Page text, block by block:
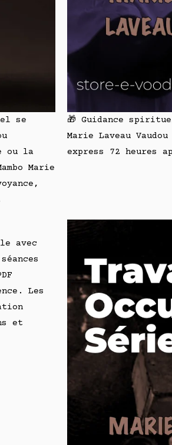
se
ou la
Marie
🎁 Guidance
Marie Laveau
express 72 heures
avec
Les
et